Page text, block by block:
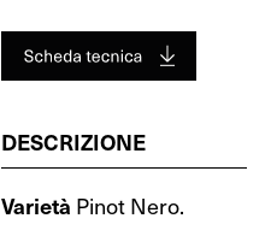
DESCRIZIONE
Varietà Pinot Nero.